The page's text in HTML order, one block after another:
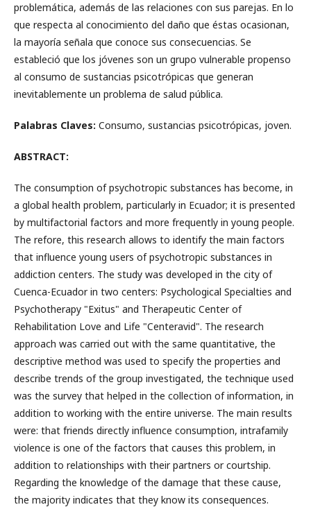
problemática, además de las relaciones con sus parejas. En lo
que respecta al conocimiento del daño que éstas ocasionan,
la mayoría señala que conoce sus consecuencias. Se
estableció que los jóvenes son un grupo vulnerable propenso
al consumo de sustancias psicotrópicas que generan
inevitablemente un problema de salud pública.
Palabras Claves: Consumo, sustancias psicotrópicas, joven.
ABSTRACT:
The consumption of psychotropic substances has become, in
a global health problem, particularly in Ecuador; it is presented
by multifactorial factors and more frequently in young people.
The refore, this research allows to identify the main factors
that influence young users of psychotropic substances in
addiction centers. The study was developed in the city of
Cuenca-Ecuador in two centers: Psychological Specialties and
Psychotherapy "Exitus" and Therapeutic Center of
Rehabilitation Love and Life "Centeravid". The research
approach was carried out with the same quantitative, the
descriptive method was used to specify the properties and
describe trends of the group investigated, the technique used
was the survey that helped in the collection of information, in
addition to working with the entire universe. The main results
were: that friends directly influence consumption, intrafamily
violence is one of the factors that causes this problem, in
addition to relationships with their partners or courtship.
Regarding the knowledge of the damage that these cause,
the majority indicates that they know its consequences.